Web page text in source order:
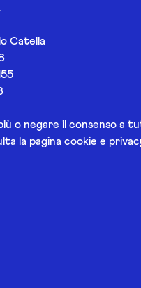
Catella
o negare il consenso a
la pagina cookie e